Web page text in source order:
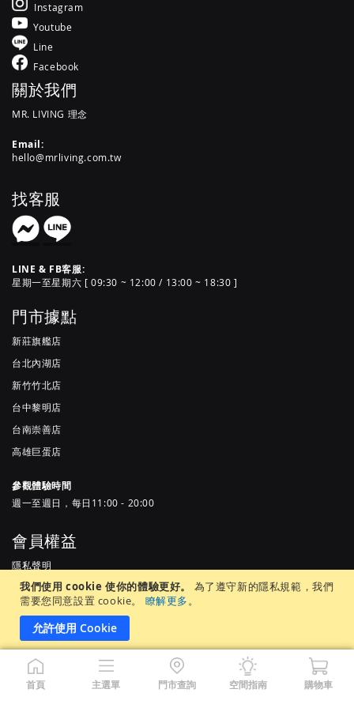
我們使用 cookie 使你的體驗更好。
為了遵守新的隱私規範，我們
需要您同意設置 cookie。
瞭解更多。
允許使用 Cookie
Instagram
Youtube
Line
Facebook
關於我們
MR. LIVING 理念
Email:
hello@mrliving.com.tw
找客服
LINE & FB客服:
星期一至星期六 [ 09:30 ~ 12:00 / 13:00 ~ 18:30 ]
門市據點
新莊旗艦店
台北內湖店
新竹竹北店
台中黎明店
台南崇善店
高雄巨蛋店
參觀體驗時間
週一至週日，每日11:00 - 20:00
會員權益
隱私聲明
服務條款
常見問題
首頁 主選單 門市查詢 空間指南 購物車
居家先生股份有限公司 |統一編號 65905937 ©Copyright 2022 by MR.